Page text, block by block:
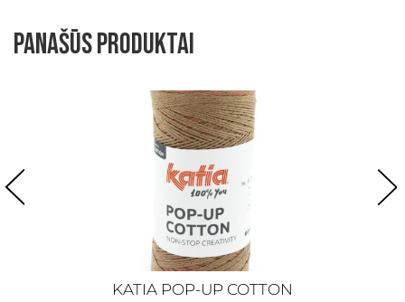
Panašūs produktai
KATIA POP-UP COTTON